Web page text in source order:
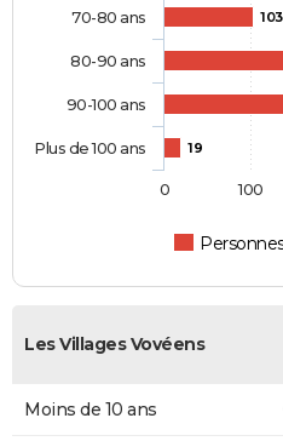
103
19
70-80 ans
80-90 ans
90-100 ans
Plus de 100 ans
0 100
Les Villages Vovéens
Moins de 10 ans